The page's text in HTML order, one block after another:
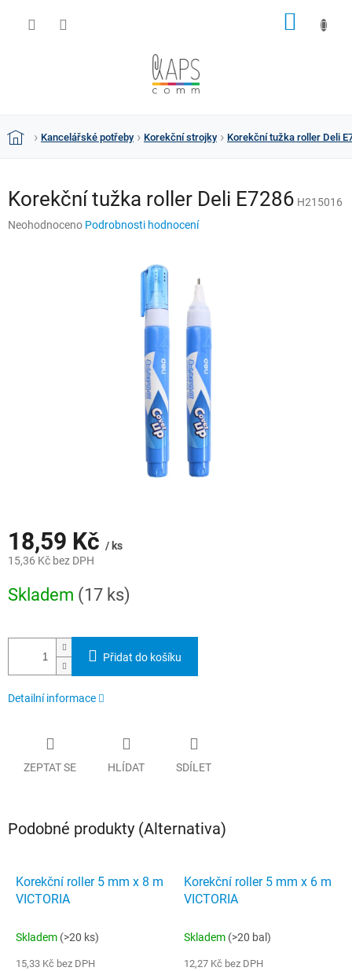
DomůKancelářské potřeby Korekční strojky Korekční tužka roller Deli
Korekční tužka roller Deli E7286 H215016
Průměrné
Neohodnoceno Podrobnosti hodnocení
18,59 Kč / ks
15,36 Kč bez DPH
cena:
Skladem (17 ks)
Přidat do košíku
Detailní informace
ZEPTAT SE HLÍDAT SDÍLET
Podobné produkty (Alternativa)
Korekční roller 5 mm x 8 m
VICTORIA
Skladem (>20 ks)
15,33 Kč bez DPH
Korekční roller 5 mm x 6 m
VICTORIA
Skladem (>20 bal)
12,27 Kč bez DPH